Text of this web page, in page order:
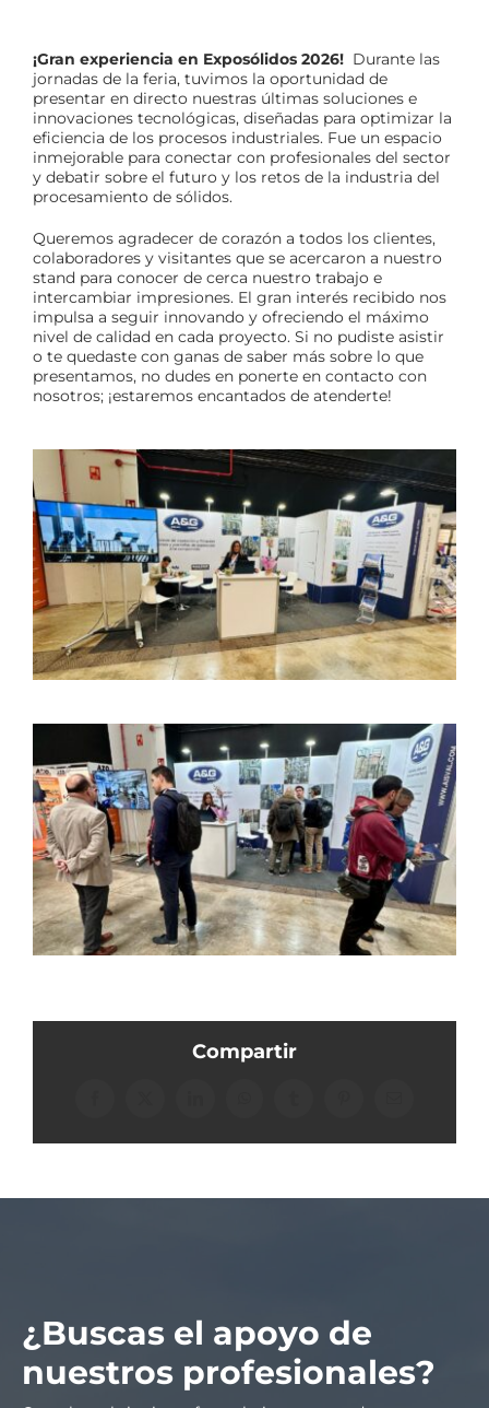
¡Gran experiencia en Exposólidos 2026!Durante las
jornadas de la feria, tuvimos la oportunidad de
presentar en directo nuestras últimas soluciones e
innovaciones tecnológicas, diseñadas para optimizar la
eficiencia de los procesos industriales. Fue un espacio
inmejorable para conectar con profesionales del sector
y debatir sobre el futuro y los retos de la industria del
procesamiento de sólidos.
Queremos agradecer de corazón a todos los clientes,
colaboradores y visitantes que se acercaron a nuestro
stand para conocer de cerca nuestro trabajo e
intercambiar impresiones. El gran interés recibido nos
impulsa a seguir innovando y ofreciendo el máximo
nivel de calidad en cada proyecto. Si no pudiste asistir
o te quedaste con ganas de saber más sobre lo que
presentamos, no dudes en ponerte en contacto con
nosotros; ¡estaremos encantados de atenderte!
Compartir
¿Buscas el apoyo de
nuestros profesionales?